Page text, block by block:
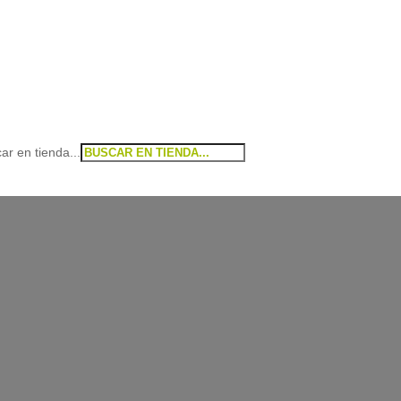
en tienda...